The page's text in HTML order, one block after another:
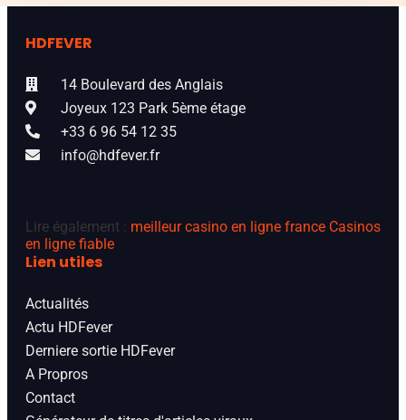
HDFEVER
14 Boulevard des Anglais
Joyeux 123 Park 5ème étage
+33 6 96 54 12 35
info@hdfever.fr
Lire également : meilleur casino en ligne france Casinos
en ligne fiable
Lien utiles
Actualités
Actu HDFever
Derniere sortie HDFever
A Propros
Contact